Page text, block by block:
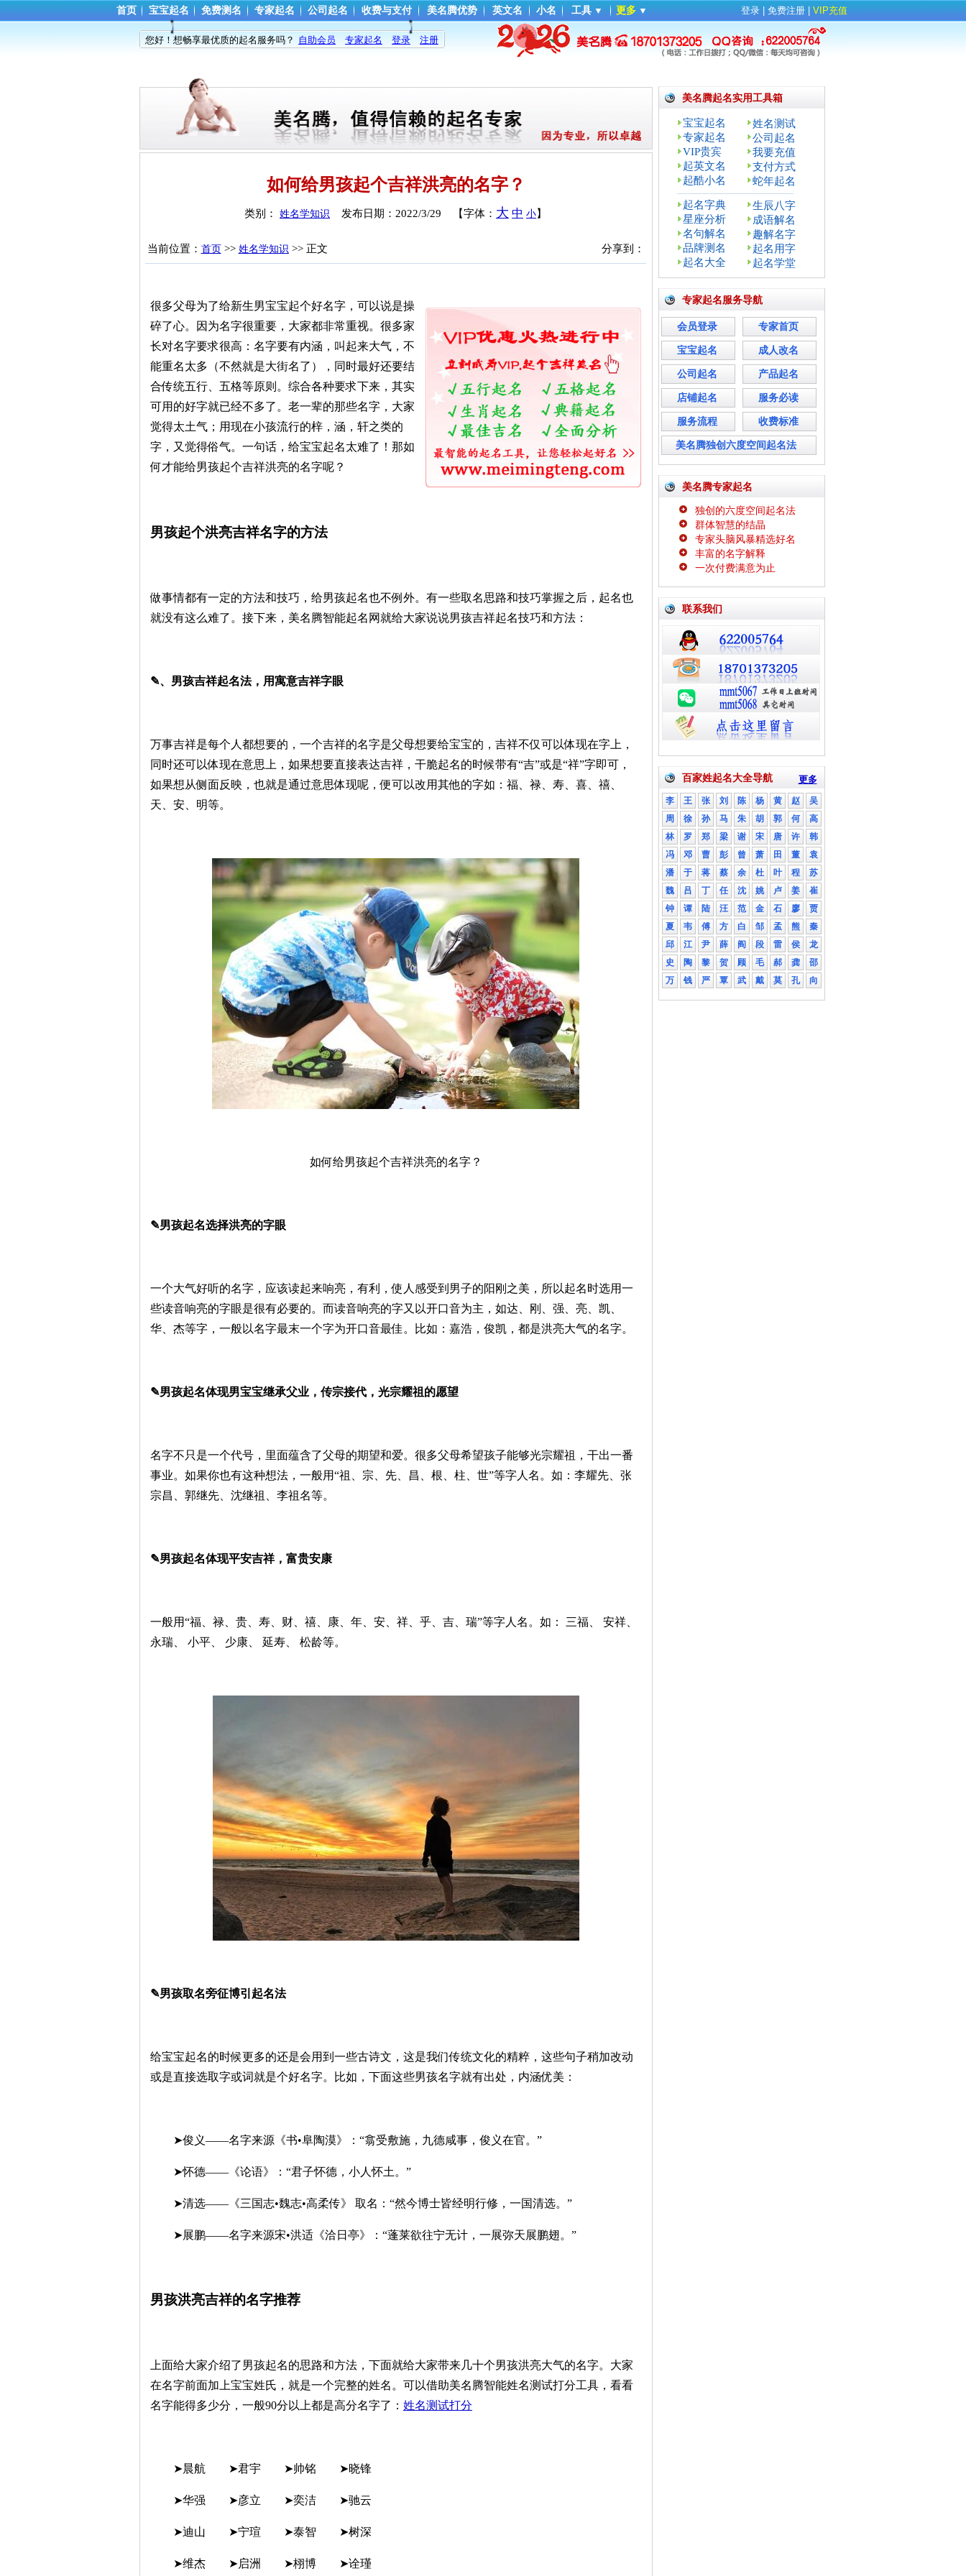
首页 宝宝起名 免费测名 专家起名 公司起名 收费与支付 美名腾优势 英文名 小名 工具 ▼ 更多 ▼ 登录 免费注册 VIP充值
您好！想畅享最优质的起名服务吗？ 自助会员 专家起名 登录 注册
如何给男孩起个吉祥洪亮的名字？
类别： 姓名学知识 发布日期： 2022/3/29 【字体： 大 中 小 】
分享到：
当前位置： 首页>> 姓名学知识 >> 正文
很多父母为了给新生男宝宝起个好名字，可以说是操
碎了心。因为名字很重要，大家都非常重视。很多家
长对名字要求很高：名字要有内涵，叫起来大气，不
能重名太多（不然就是大街名了），同时最好还要结
合传统五行、五格等原则。综合各种要求下来，其实
可用的好字就已经不多了。老一辈的那些名字，大家
觉得太土气；用现在小孩流行的梓，涵，轩之类的
字，又觉得俗气。一句话，给宝宝起名太难了！那如
何才能给男孩起个吉祥洪亮的名字呢？
男孩起个洪亮吉祥名字的方法
做事情都有一定的方法和技巧，给男孩起名也不例外。有一些取名思路和技巧掌握之后，起名也
就没有这么难了。接下来，美名腾智能起名网就给大家说说男孩吉祥起名技巧和方法：
✎、男孩吉祥起名法，用寓意吉祥字眼
万事吉祥是每个人都想要的，一个吉祥的名字是父母想要给宝宝的，吉祥不仅可以体现在字上，
同时还可以体现在意思上，如果想要直接表达吉祥，干脆起名的时候带有“吉”或是“祥”字即可，
如果想从侧面反映，也就是通过意思体现呢，便可以改用其他的字如：福、禄、寿、喜、禧、
天、安、明等。
如何给男孩起个吉祥洪亮的名字？
✎男孩起名选择洪亮的字眼
一个大气好听的名字，应该读起来响亮，有利，使人感受到男子的阳刚之美，所以起名时选用一
些读音响亮的字眼是很有必要的。而读音响亮的字又以开口音为主，如达、刚、强、亮、凯、
华、杰等字，一般以名字最末一个字为开口音最佳。比如：嘉浩，俊凯，都是洪亮大气的名字。
✎男孩起名体现男宝宝继承父业，传宗接代，光宗耀祖的愿望
名字不只是一个代号，里面蕴含了父母的期望和爱。很多父母希望孩子能够光宗耀祖，干出一番
事业。如果你也有这种想法，一般用“祖、宗、先、昌、根、柱、世”等字人名。如：李耀先、张
宗昌、郭继先、沈继祖、李祖名等。
✎男孩起名体现平安吉祥，富贵安康
一般用“福、禄、贵、寿、财、禧、康、年、安、祥、乎、吉、瑞”等字人名。如： 三福、 安祥、
永瑞、 小平、 少康、 延寿、 松龄等。
✎男孩取名旁征博引起名法
给宝宝起名的时候更多的还是会用到一些古诗文，这是我们传统文化的精粹，这些句子稍加改动
或是直接选取字或词就是个好名字。比如，下面这些男孩名字就有出处，内涵优美：
➤俊义——名字来源《书•阜陶漠》：“翕受敷施，九德咸事，俊义在官。”
➤怀德——《论语》：“君子怀德，小人怀土。”
➤清选——《三国志•魏志•高柔传》 取名：“然今博士皆经明行修，一国清选。”
➤展鹏——名字来源宋•洪适《洽日亭》：“蓬莱欲往宁无计，一展弥天展鹏翅。”
男孩洪亮吉祥的名字推荐
上面给大家介绍了男孩起名的思路和方法，下面就给大家带来几十个男孩洪亮大气的名字。大家
在名字前面加上宝宝姓氏，就是一个完整的姓名。可以借助美名腾智能姓名测试打分工具，看看
名字能得多少分，一般90分以上都是高分名字了： 姓名测试打分
➤晨航 ➤君宇 ➤帅铭 ➤晓锋
➤华强 ➤彦立 ➤奕洁 ➤驰云
➤迪山 ➤宁瑄 ➤泰智 ➤树深
➤维杰 ➤启洲 ➤栩博 ➤诠瑾
美名腾起名实用工具箱
宝宝起名
姓名测试
专家起名
公司起名
VIP贵宾
我要充值
起英文名
支付方式
起酷小名
蛇年起名
起名字典
生辰八字
星座分析
成语解名
名句解名
趣解名字
品牌测名
起名用字
起名大全
起名学堂
专家起名服务导航
会员登录 专家首页
宝宝起名 成人改名
公司起名 产品起名
店铺起名 服务必读
服务流程 收费标准
美名腾独创六度空间起名法
美名腾专家起名
独创的六度空间起名法
群体智慧的结晶
专家头脑风暴精选好名
丰富的名字解释
一次付费满意为止
联系我们
更多
百家姓起名大全导航
李 王 张 刘 陈 杨 黄 赵
吴
周
徐 孙 马 朱 胡 郭 何
高
林
罗 郑 梁 谢 宋 唐 许
韩
冯
邓 曹 彭 曾 萧 田 董
袁
潘
于 蒋 蔡 余 杜 叶 程
苏
魏
吕 丁 任 沈 姚 卢 姜
崔
钟
谭 陆 汪 范 金 石 廖
贾
夏
韦 傅 方 白 邹 孟 熊
秦
邱
江 尹 薛 阎 段 雷 侯
龙
史
陶 黎 贺 顾 毛 郝 龚
邵
万
钱 严 覃 武 戴 莫 孔 向